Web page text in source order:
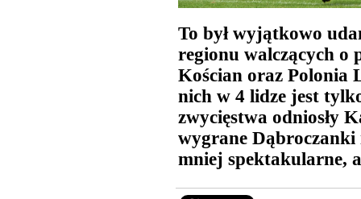
To był wyjątkowo
regionu walczących o
Kościan oraz Polonia
nich w 4 lidze jest
zwycięstwa odniosły
wygrane Dąbroczanki
mniej spektakularne,